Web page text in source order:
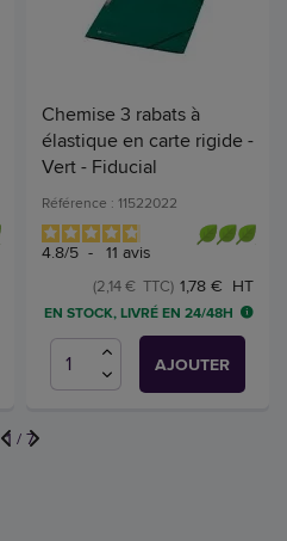
Chemise 3 rabats à
élastique en carte rigide -
Vert - Fiducial
Référence : 11522022
4.8/5 - 11 avis
1,78 € HT
(2,14 € TTC)
EN STOCK, LIVRÉ EN 24/48H
AJOUTER
1 / 7